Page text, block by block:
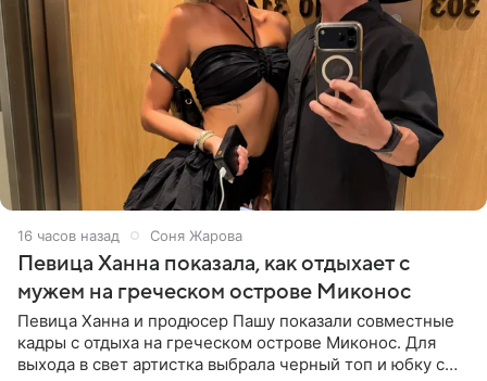
16 часов назад Соня Жарова
Певица Ханна показала, как отдыхает с
мужем на греческом острове Миконос
Певица Ханна и продюсер Пашу показали совместные
кадры с отдыха на греческом острове Миконос. Для
выхода в свет артистка выбрала черный топ и юбку с